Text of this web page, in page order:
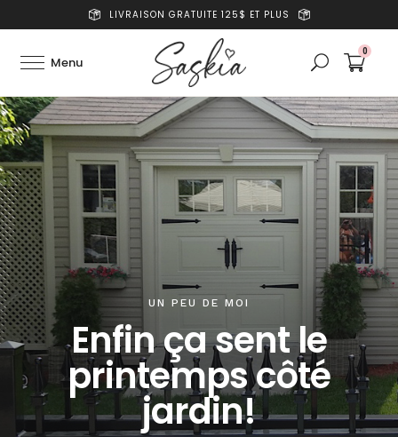
LIVRAISON GRATUITE 125$ ET PLUS
UN PEU DE MOI
Enfin ça sent le
printemps côté
jardin!
0